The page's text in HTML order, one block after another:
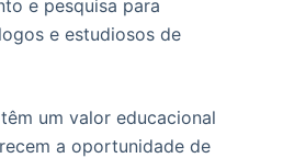
e pesquisa para
e estudiosos de
um valor educacional
a oportunidade de